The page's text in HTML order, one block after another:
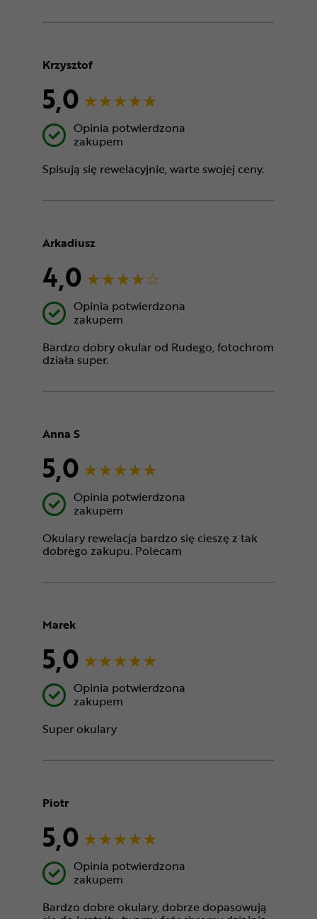
Krzysztof
5,0
Opinia potwierdzona
zakupem
Spisują się rewelacyjnie, warte swojej ceny.
Arkadiusz
4,0
Opinia potwierdzona
zakupem
Bardzo dobry okular od Rudego, fotochrom
działa super.
Anna S
5,0
Opinia potwierdzona
zakupem
Okulary rewelacja bardzo się cieszę z tak
dobrego zakupu. Polecam
Marek
5,0
Opinia potwierdzona
zakupem
Super okulary
Piotr
5,0
Opinia potwierdzona
zakupem
Bardzo dobre okulary, dobrze dopasowują